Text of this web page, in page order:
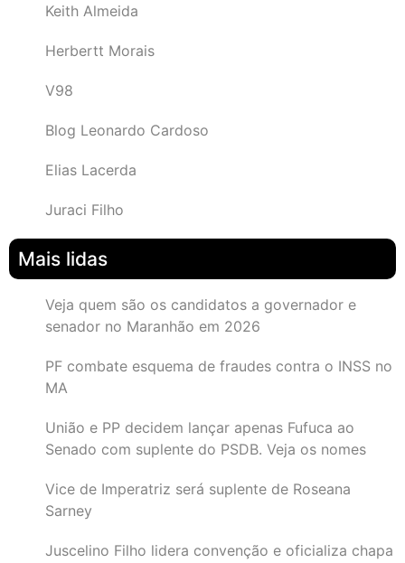
Keith Almeida
Herbertt Morais
V98
Blog Leonardo Cardoso
Elias Lacerda
Juraci Filho
Mais lidas
Veja quem são os candidatos a governador e
senador no Maranhão em 2026
PF combate esquema de fraudes contra o INSS no
MA
União e PP decidem lançar apenas Fufuca ao
Senado com suplente do PSDB. Veja os nomes
Vice de Imperatriz será suplente de Roseana
Sarney
Juscelino Filho lidera convenção e oficializa chapa